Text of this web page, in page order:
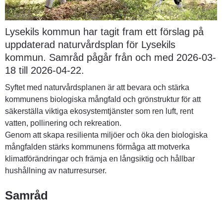
Lysekils kommun har tagit fram ett förslag på
uppdaterad naturvårdsplan för Lysekils
kommun. Samråd pågår från och med 2026-03-
18 till 2026-04-22.
Syftet med naturvårdsplanen är att bevara och stärka
kommunens biologiska mångfald och grönstruktur för att
säkerställa viktiga ekosystemtjänster som ren luft, rent
vatten, pollinering och rekreation.
Genom att skapa resilienta miljöer och öka den biologiska
mångfalden stärks kommunens förmåga att motverka
klimatförändringar och främja en långsiktig och hållbar
hushållning av naturresurser.
Samråd